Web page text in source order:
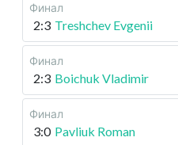
Финал
2:3 Treshchev Evgenii
Финал
2:3 Boichuk Vladimir
Финал
3:0 Pavliuk Roman